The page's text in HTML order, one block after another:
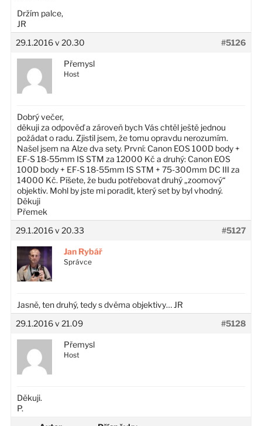
Držím palce,
JR
29.1.2016 v 20.30
#5126
Přemysl
Host
Dobrý večer,
děkuji za odpověď a zároveň bych Vás chtěl ještě jednou
požádat o radu. Zjistil jsem, že tomu opravdu nerozumím.
Našel jsem na Alze dva sety. První: Canon EOS 100D body +
EF-S 18-55mm IS STM za 12000 Kč a druhý: Canon EOS
100D body + EF-S 18-55mm IS STM + 75-300mm DC III za
14000 Kč. Píšete, že budu potřebovat druhý „zoomový“
objektiv. Mohl by jste mi poradit, který set by byl vhodný.
Děkuji
Přemek
29.1.2016 v 20.33
#5127
Jan Rybář
Správce
Jasně, ten druhý, tedy s dvěma objektivy… JR
29.1.2016 v 21.09
#5128
Přemysl
Host
Děkuji.
P.